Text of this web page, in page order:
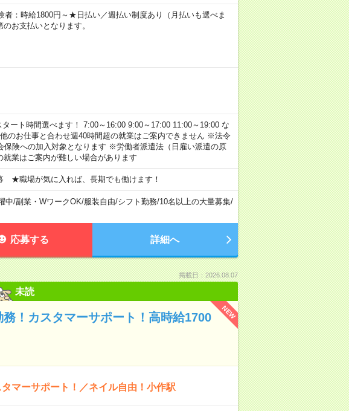
：時給1800円～★日払い／週払い制度あり（月払いも選べま
お支払いとなります。
ート時間選べます！ 7:00～16:00 9:00～17:00 11:00～19:00 な
のお仕事と合わせ週40時間超の就業はご案内できません ※法令
保険への加入対象となります ※労働者派遣法（日雇い派遣の原
業はご案内が難しい場合があります
職場が気に入れば、長期でも働けます！
中/副業・WワークOK/服装自由/シフト勤務/10名以上の大量募集/
応募する 詳細へ
掲載日：2026.08.07
未読
NEW
！カスタマーサポート！高時給1700
マーサポート！／ネイル自由！小作駅